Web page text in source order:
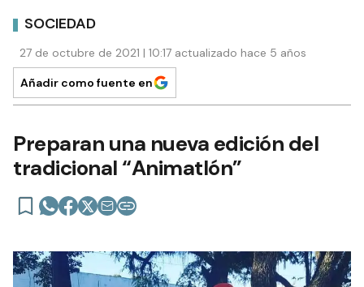
SOCIEDAD
27 de octubre de 2021 | 10:17 actualizado hace 5 años
Añadir como fuente en
Preparan una nueva edición del
tradicional “Animatlón”